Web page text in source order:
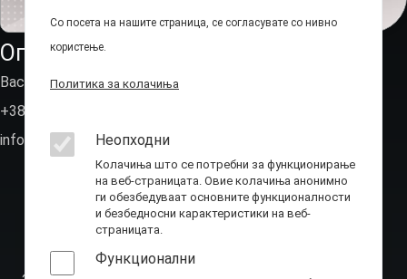
Оперативно-техничка агенција
Васил Иљоски 6, Скопје (пош.фах 236)
+389 2 310 7582
info@ota.mk
Со посета на нашите страница, се согласувате со нивно
користење.
Политика за колачиња
Неопходни
Колачиња што се потребни за функционирање
на веб-страницата. Овие колачиња анонимно
ги обезбедуваат основните функционалности
и безбедносни карактеристики на веб-
страницата.
Функционални